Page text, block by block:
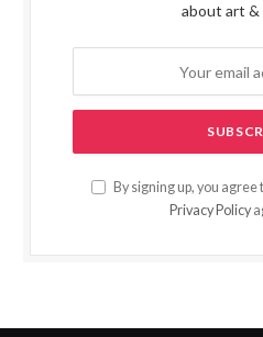
about art &
By signing up, you
Privacy Policy